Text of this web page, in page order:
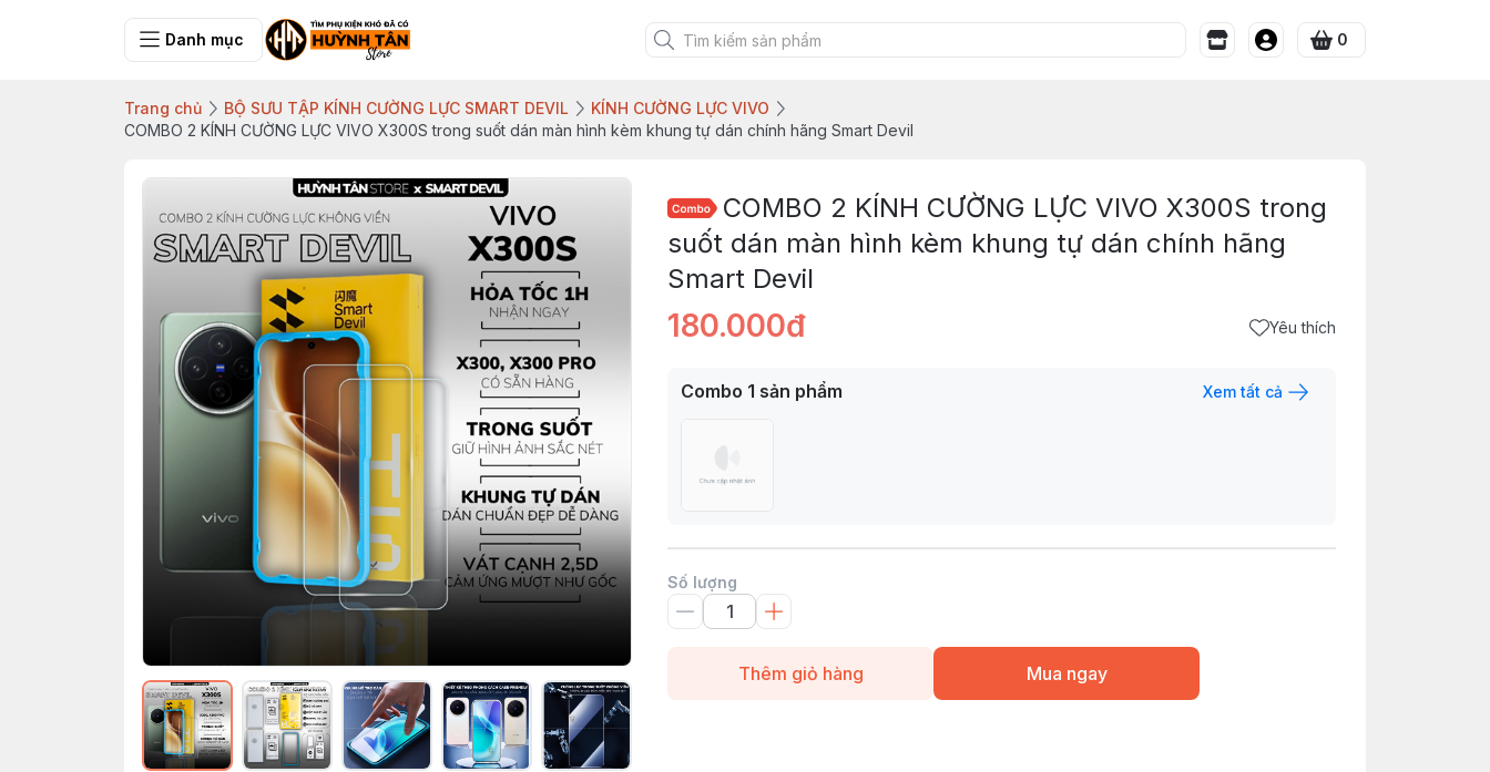
Danh mục 0
Trang chủ BỘ SƯU TẬP KÍNH CƯỜNG LỰC SMART DEVIL
KÍNH CƯỜNG LỰC VIVO
COMBO 2 KÍNH CƯỜNG LỰC VIVO X300S trong suốt dán màn hình kèm khung tự dán chính hãng Smart Devil
COMBO 2 KÍNH CƯỜNG LỰC VIVO X300S trong
suốt dán màn hình kèm khung tự dán chính hãng
Smart Devil
180.000đ Yêu thích
Combo 1 sản phẩm Xem tất cả
Số lượng
Thêm giỏ hàng Mua ngay